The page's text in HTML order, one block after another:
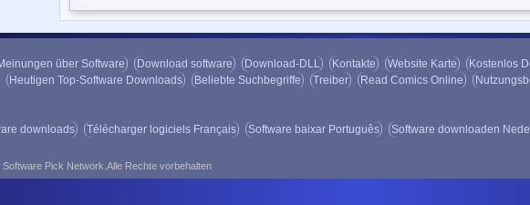
über Software Download software Download-DLL Kontakte Website Karte Kostenlos
Heutigen Top-Software Downloads
Beliebte Suchbegriffe Treiber Read Comics Online
downloads Télécharger logiciels Français Software baixar Português Software downloaden
Pick Network.Alle Rechte vorbehalten